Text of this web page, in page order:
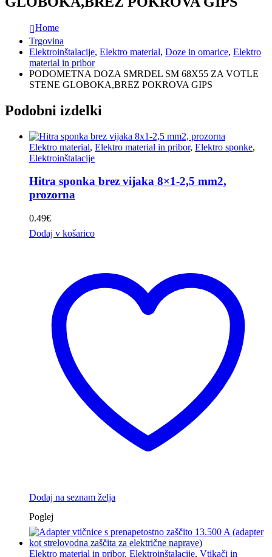
Home
Trgovina
Elektroinštalacije, Elektro material, Doze in omarice, Elektro
material in pribor
PODOMETNA DOZA SMRDEL SM 68X55 ZA VOTLE
STENE GLOBOKA,BREZ POKROVA GIPS
Podobni izdelki
Elektro material, Elektro material in pribor, Elektro sponke,
Elektroinštalacije
Hitra sponka brez vijaka 8×1-2,5 mm2,
prozorna
0.49€
Dodaj v košarico
Dodaj na seznam želja
Poglej
Elektro material in pribor, Elektroinštalacije, Vtikači in